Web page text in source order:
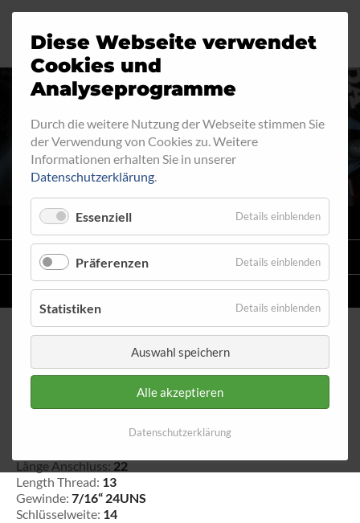
AUSSENGEWINDE - FEST
560
VARIO
STAHLFLEX -LEITUNGSKITS FÜR MOTORRÄDER
EINZELLEITUNGENNACH MASS
Aussengewinde - fest 560
Länge Anschluss: 22
Length Thread: 13
Gewinde: 7/16“ 24UNS
Schlüsselweite: 14
Diese Webseite verwendet
Cookies und
Analyseprogramme
Durch die weitere Nutzung der Webseite stimmen Sie
der Verwendung von Cookies zu. Weitere
Informationen erhalten Sie in unserer
Datenschutzerklärung.
Essenziell Details einblenden
Präferenzen Details einblenden
Statistiken Details einblenden
Auswahl speichern
Alle akzeptieren
Datenschutzerklärung
Motorrad
Industrie
Automobil
Fahrrad
Ringfitting
Aussengewinde
Innengewinde
Hohlschrauben
Verteiler
Katalog
Jobs